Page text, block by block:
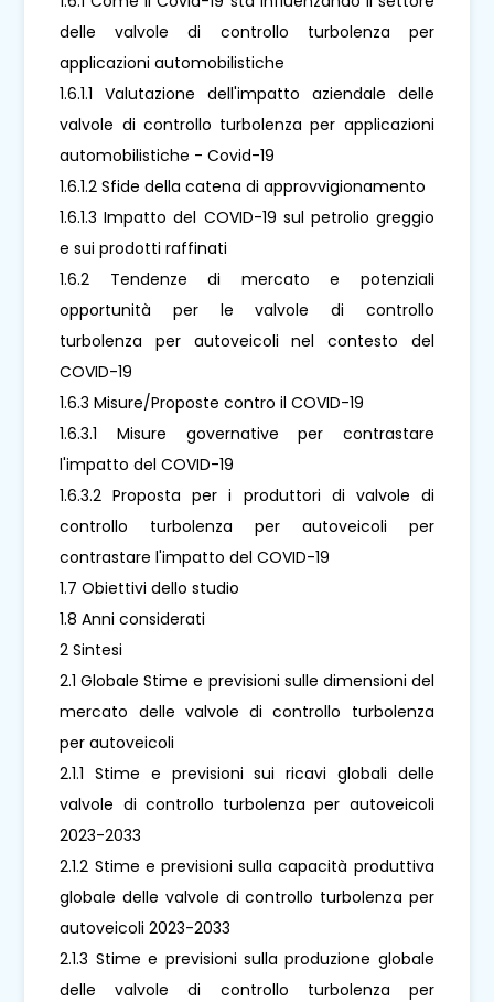
delle valvole di controllo turbolenza per
applicazioni automobilistiche
1.6.1.1 Valutazione dell'impatto aziendale delle
valvole di controllo turbolenza per applicazioni
automobilistiche - Covid-19
1.6.1.2 Sfide della catena di approvvigionamento
1.6.1.3 Impatto del COVID-19 sul petrolio greggio
e sui prodotti raffinati
1.6.2 Tendenze di mercato e potenziali
opportunità per le valvole di controllo
turbolenza per autoveicoli nel contesto del
COVID-19
1.6.3 Misure/Proposte contro il COVID-19
1.6.3.1 Misure governative per contrastare
l'impatto del COVID-19
1.6.3.2 Proposta per i produttori di valvole di
controllo turbolenza per autoveicoli per
contrastare l'impatto del COVID-19
1.7 Obiettivi dello studio
1.8 Anni considerati
2 Sintesi
2.1 Globale Stime e previsioni sulle dimensioni del
mercato delle valvole di controllo turbolenza
per autoveicoli
2.1.1 Stime e previsioni sui ricavi globali delle
valvole di controllo turbolenza per autoveicoli
2023-2033
2.1.2 Stime e previsioni sulla capacità produttiva
globale delle valvole di controllo turbolenza per
autoveicoli 2023-2033
2.1.3 Stime e previsioni sulla produzione globale
delle valvole di controllo turbolenza per